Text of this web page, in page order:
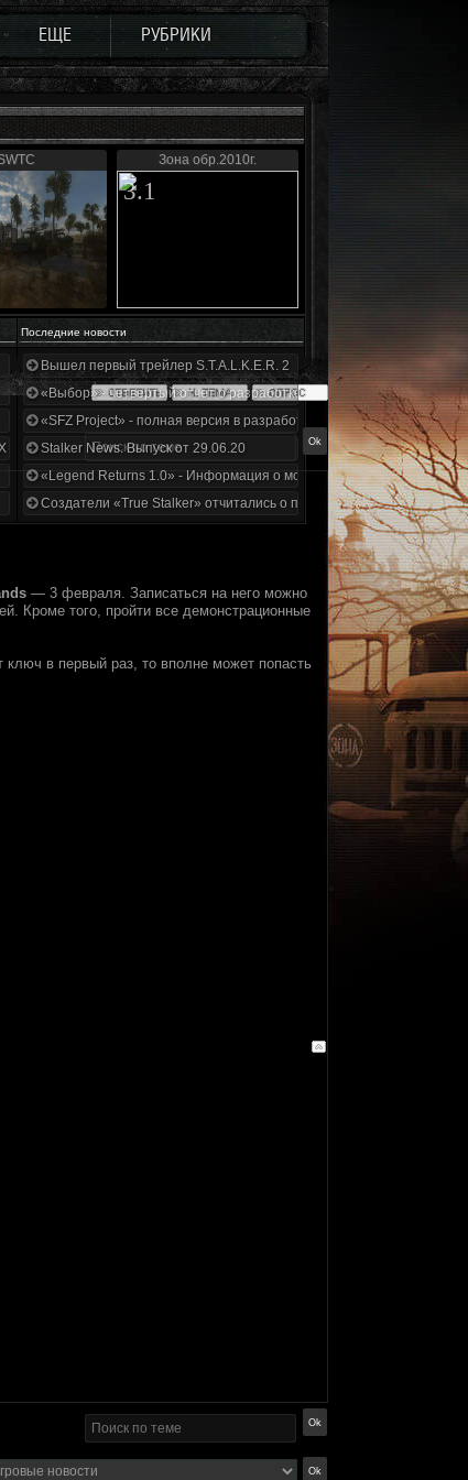
ЕЩЕ РУБРИКИ
Зона обр.2010г.
3.1
Последние новости
1.3.5.ООП.МА.К.
Вышел первый трейлер S.T.A.L.K.E.R. 2
«Выбор» - четвертый отчет о разработке!
«SFZ Project» - полная версия в разработке!
Stalker News. Выпуск от 29.06.20
«Legend Returns 1.0» - Информация о моде за июнь 2020
Создатели «True Stalker» отчитались о проделанной работе
— 3 февраля. Записаться на него можно
Кроме того, пройти все демонстрационные
ключ в первый раз, то вполне может попасть